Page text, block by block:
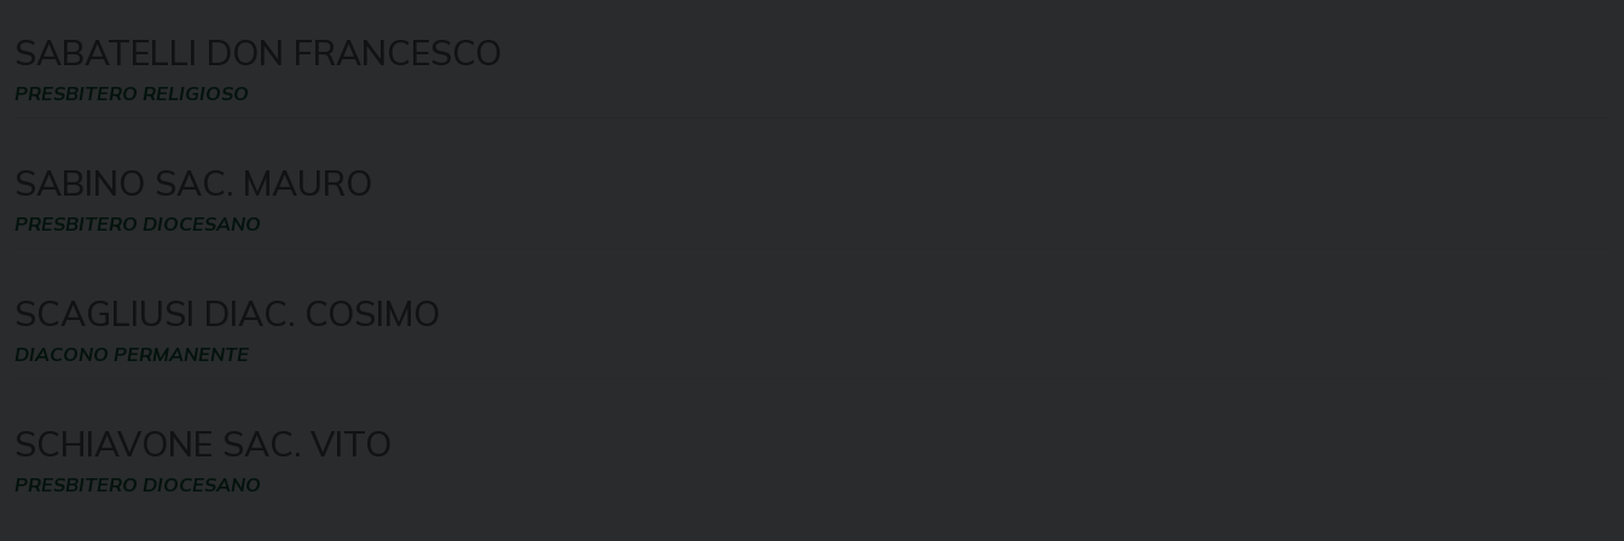
SABATELLI DON FRANCESCO
PRESBITERO RELIGIOSO
SABINO SAC. MAURO
PRESBITERO DIOCESANO
SCAGLIUSI DIAC. COSIMO
DIACONO PERMANENTE
SCHIAVONE SAC. VITO
PRESBITERO DIOCESANO